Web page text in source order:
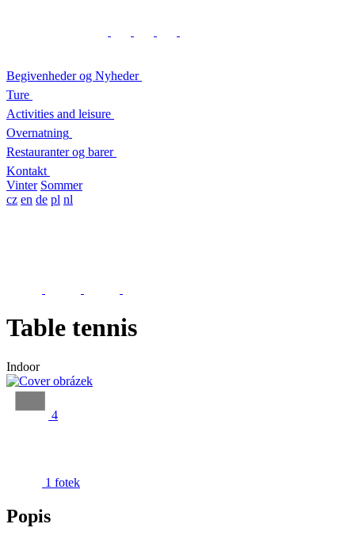
Begivenheder og Nyheder
Ture
Activities and leisure
Overnatning
Restauranter og barer
Kontakt
Vinter Sommer
cz en de pl nl
Table tennis
Indoor
4
1 fotek
Popis